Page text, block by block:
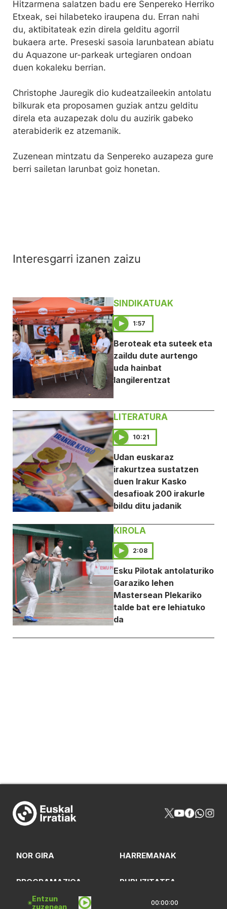
Entzun
zuzenean
00:00:00
Hitzarmena salatzen badu ere Senpereko Herriko
Etxeak, sei hilabeteko iraupena du. Erran nahi
du, aktibitateak ezin direla gelditu agorril
bukaera arte. Preseski sasoia larunbatean abiatu
du Aquazone ur-parkeak urtegiaren ondoan
duen kokaleku berrian.
Christophe Jauregik dio kudeatzaileekin antolatu
bilkurak eta proposamen guziak antzu gelditu
direla eta auzapezak dolu du auzirik gabeko
aterabiderik ez atzemanik.
Zuzenean mintzatu da Senpereko auzapeza gure
berri sailetan larunbat goiz honetan.
Interesgarri izanen zaizu
SINDIKATUAK
1:57
Beroteak eta suteek eta
zaildu dute aurtengo
uda hainbat
langilerentzat
LITERATURA
10:21
Udan euskaraz
irakurtzea sustatzen
duen Irakur Kasko
desafioak 200 irakurle
bildu ditu jadanik
KIROLA
2:08
Esku Pilotak antolaturiko
Garaziko lehen
Mastersean Plekariko
talde bat ere lehiatuko
da
NOR GIRA HARREMANAK
PROGRAMAZIOA PUBLIZITATEA